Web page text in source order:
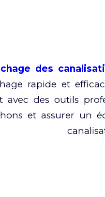
des
rapide et
avec des outils
et assurer un